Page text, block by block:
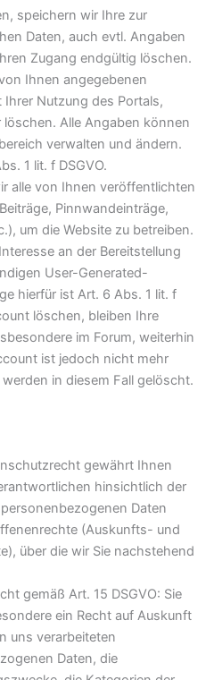
speichern wir Ihre zur
Daten, auch evtl. Angaben
Zugang endgültig löschen.
Ihnen angegebenen
Nutzung des Portals,
Alle Angaben können
verwalten und ändern.
1 lit. f DSGVO.
alle von Ihnen veröffentlichten
Pinnwandeinträge,
um die Website zu betreiben.
an der Bereitstellung
User-Generated-
hierfür ist Art. 6 Abs. 1 lit. f
löschen, bleiben Ihre
im Forum, weiterhin
ist jedoch nicht mehr
in diesem Fall gelöscht.
gewährt Ihnen
hinsichtlich der
Daten
(Auskunfts- und
über die wir Sie nachstehend
gemäß Art. 15 DSGVO: Sie
ein Recht auf Auskunft
uns verarbeiteten
Daten, die